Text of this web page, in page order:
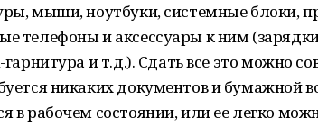
мыши, ноутбуки, системные блоки,
телефоны и аксессуары к ним
и т.д.). Сдать все это можно
никаких документов и бумажной
в рабочем состоянии, или ее легко